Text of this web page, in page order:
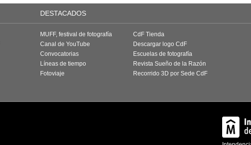
DESTACADOS
MUFF, festival de fotografía
Canal de YouTube
Convocatorias
Líneas de tiempo
Fotoviaje
CdF Tienda
Descargar logo CdF
Escuelas de fotografía
Revista Sueño de la Razón
Recorrido 3D por Sede CdF